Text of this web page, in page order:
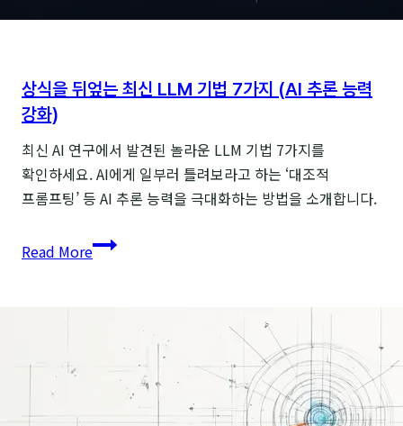
상식을 뒤엎는 최신 LLM 기법 7가지 (AI 추론 능력
강화)
최신 AI 연구에서 발견된 놀라운 LLM 기법 7가지를
확인하세요. AI에게 일부러 틀려보라고 하는 ‘대조적
프롬프팅’ 등 AI 추론 능력을 극대화하는 방법을 소개합니다.
Read More상식을